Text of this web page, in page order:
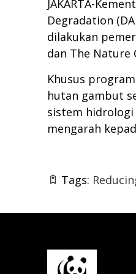
JAKARTA-
Degradation
dilakukan
dan The Nature
Khusus
hutan gambut
sistem hidrologi
mengarah
Tags: